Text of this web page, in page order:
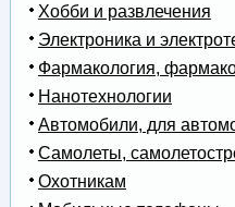
Хобби и развлечения
Электроника и
Фармакология,
Нанотехнологии
Автомобили, для
Самолеты,
Охотникам